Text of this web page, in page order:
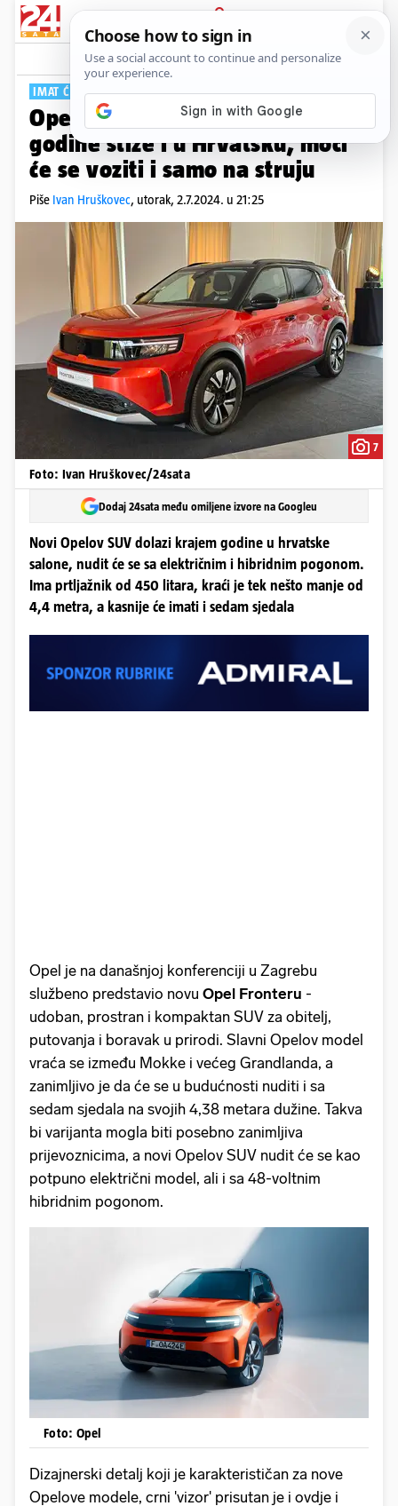
PRIJAVA
Tech Komentari
IMAT ĆE I SEDAM SJEDALA
Opel Frontera se vraća: Krajem
godine stiže i u Hrvatsku, moći
će se voziti i samo na struju
Piše Ivan Hruškovec, utorak, 2.7.2024. u 21:25
7
Foto: Ivan Hruškovec/24sata
Dodaj 24sata među omiljene izvore na Googleu
Novi Opelov SUV dolazi krajem godine u hrvatske
salone, nudit će se sa električnim i hibridnim pogonom.
Ima prtljažnik od 450 litara, kraći je tek nešto manje od
4,4 metra, a kasnije će imati i sedam sjedala
Opel je na današnjoj konferenciji u Zagrebu
službeno predstavio novu Opel Fronteru -
udoban, prostran i kompaktan SUV za obitelj,
putovanja i boravak u prirodi. Slavni Opelov model
vraća se između Mokke i većeg Grandlanda, a
zanimljivo je da će se u budućnosti nuditi i sa
sedam sjedala na svojih 4,38 metara dužine. Takva
bi varijanta mogla biti posebno zanimljiva
prijevoznicima, a novi Opelov SUV nudit će se kao
potpuno električni model, ali i sa 48-voltnim
hibridnim pogonom.
Foto: Opel
Dizajnerski detalj koji je karakterističan za nove
Opelove modele, crni 'vizor' prisutan je i ovdje i